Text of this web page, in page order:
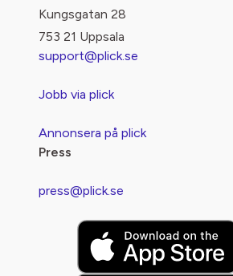
Kungsgatan 28
753 21 Uppsala
support@plick.se
Jobb via plick
Annonsera på plick
Press
press@plick.se